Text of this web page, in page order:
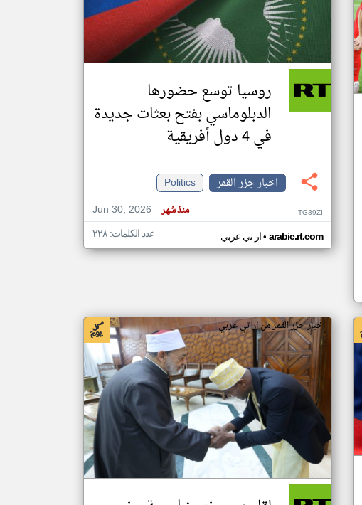
تغيير الدولة
اخبار جزر القمر على مدار الساعة
أهم اخبار جزر القمر العاجلة والمباشرة
روسيا توسع حضورها
الدبلوماسي بفتح بعثات جديدة
في 4 دول أفريقية
اخبار جزر القمر
Politics
Jun 30, 2026
منذ شهر TG39ZI
ار تي عربي• arabic.rt.com عدد الكلمات: ٢٢٨
اخبار جزر القمر من ار تي عربي
klyoum.com